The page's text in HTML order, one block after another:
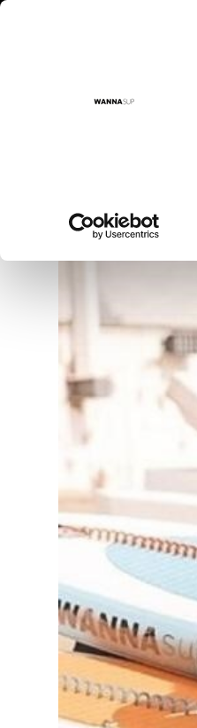
Voor 17:00 besteld =
Suppen in het